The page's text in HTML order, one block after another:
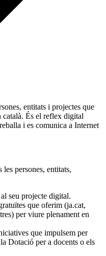
entitats i projectes que
És el reflex digital
i es comunica a Internet
persones, entitats,
seu projecte digital.
que oferim (ja.cat,
per viure plenament en
que impulsem per
Dotació per a docents o els